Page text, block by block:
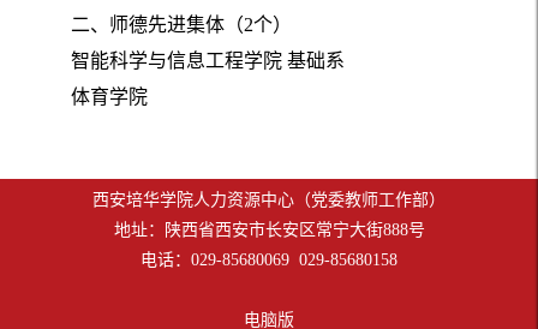
二、师德先进集体（2个）
智能科学与信息工程学院 基础系
体育学院
西安培华学院人力资源中心（党委教师工作部）
地址：陕西省西安市长安区常宁大街888号
电话：029-85680069 029-85680158
电脑版